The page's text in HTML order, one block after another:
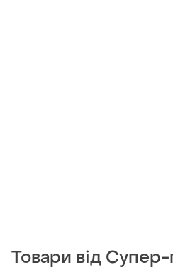
Товари від